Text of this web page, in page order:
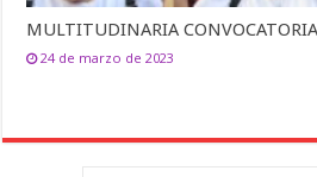
MULTITUDINARIA
24 de marzo de 2023